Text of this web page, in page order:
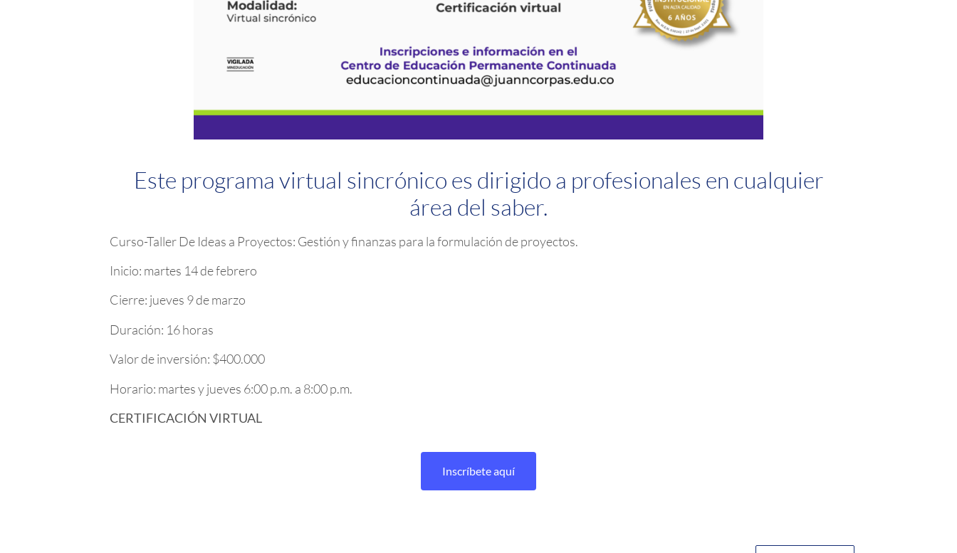
Este programa virtual sincrónico es dirigido a profesionales en cualquier
área del saber.
Curso-Taller De Ideas a Proyectos: Gestión y finanzas para la formulación de proyectos.
Inicio: martes 14 de febrero
Cierre: jueves 9 de marzo
Duración: 16 horas
Valor de inversión: $400.000
Horario: martes y jueves 6:00 p.m. a 8:00 p.m.
CERTIFICACIÓN VIRTUAL
Inscríbete aquí